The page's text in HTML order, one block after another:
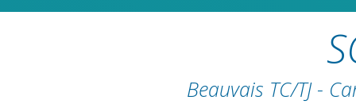
Beauvais TC/TJ -